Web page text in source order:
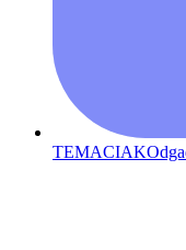
TEMACIAK